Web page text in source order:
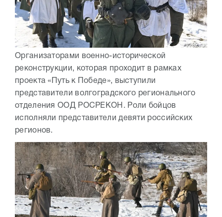
Организаторами военно-исторической
реконструкции, которая проходит в рамках
проекта «Путь к Победе», выступили
представители волгоградского регионального
отделения ООД РОСРЕКОН. Роли бойцов
исполняли представители девяти российских
регионов.